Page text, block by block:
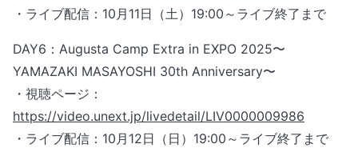
・ライブ配信：10月11日（土）19:00～ライブ終了まで
DAY6：Augusta Camp Extra in EXPO 2025〜
YAMAZAKI MASAYOSHI 30th Anniversary〜
・視聴ページ：
https://video.unext.jp/livedetail/LIV0000009986
・ライブ配信：10月12日（日）19:00～ライブ終了まで